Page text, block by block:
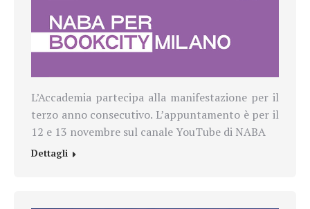
L’Accademia partecipa alla manifestazione per il
terzo anno consecutivo. L’appuntamento è per il
12 e 13 novembre sul canale YouTube di NABA
Dettagli